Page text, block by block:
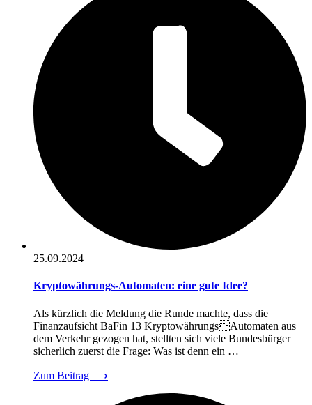
25.09.2024
Kryptowährungs-Automaten: eine gute Idee?
Als kürzlich die Meldung die Runde machte, dass die
Finanzaufsicht BaFin 13 KryptowährungsAutomaten aus
dem Verkehr gezogen hat, stellten sich viele Bundesbürger
sicherlich zuerst die Frage: Was ist denn ein …
Zum Beitrag ⟶